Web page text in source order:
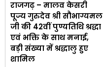
राजगढ़ – मालव केसरी
पूज्य गुरुदेव श्री सौभाग्यमल
जी की 42वीं पुण्यतिथि श्रद्धा
एवं भक्ति के साथ मनाई,
बड़ी संख्या में श्रद्धालु हुए
शामिल